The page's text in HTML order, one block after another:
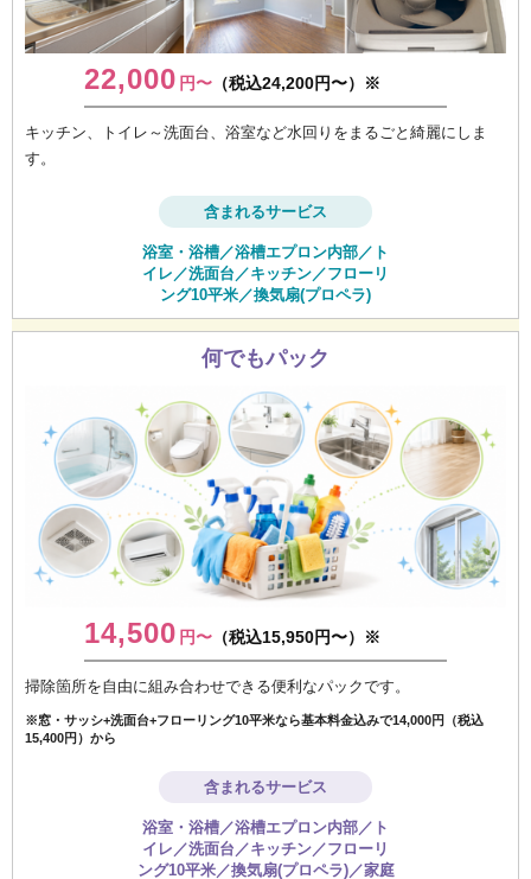
22,000 円〜（税込24,200円〜）※
キッチン、トイレ～洗面台、浴室など水回りをまるごと綺麗にしま
す。
含まれるサービス
浴室・浴槽／浴槽エプロン内部／ト
イレ／洗面台／キッチン／フローリ
ング10平米／換気扇(プロペラ)
何でもパック
14,500 円〜（税込15,950円〜）※
掃除箇所を自由に組み合わせできる便利なパックです。
※窓・サッシ+洗面台+フローリング10平米なら基本料金込みで14,000円（税込
15,400円）から
含まれるサービス
浴室・浴槽／浴槽エプロン内部／ト
イレ／洗面台／キッチン／フローリ
ング10平米／換気扇(プロペラ)／家庭